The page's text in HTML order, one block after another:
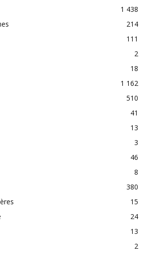
1 438
214
111
2
18
1 162
510
41
13
3
46
8
380
15
24
13
2